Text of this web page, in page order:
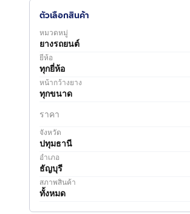
ตัวเลือกสินค้า
หมวดหมู่
ยางรถยนต์
ยี่ห้อ
ทุกยี่ห้อ
หน้ากว้างยาง
ทุกขนาด
ราคา
จังหวัด
ปทุมธานี
อำเภอ
ธัญบุรี
สภาพสินค้า
ทั้งหมด